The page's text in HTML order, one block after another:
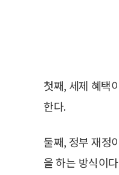
첫째, 세제 혜택
한다.
둘째, 정부 재정
을 하는 방식이